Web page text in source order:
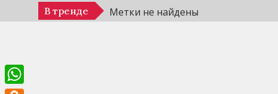
к
В тренде Метки не найдены